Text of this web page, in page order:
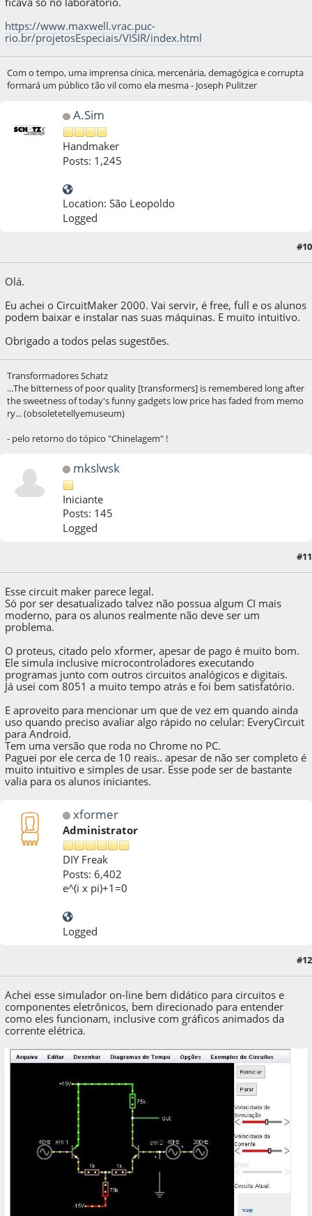
https://www.maxwell.vrac.puc-
rio.br/projetosEspeciais/VISIR/index.html
Com o tempo, uma imprensa cínica, mercenária, demagógica e corrupta
formará um público tão vil como ela mesma - Joseph Pulitzer
A.Sim
Handmaker
Posts: 1,245
Location: São Leopoldo
Logged
: 23 de August de 2020, as 22:32:54 by#10
Olá.
Eu achei o CircuitMaker 2000. Vai servir, é free, full e os alunos
podem baixar e instalar nas suas máquinas. E muito intuitivo.
Obrigado a todos pelas sugestões.
Transformadores Schatz
...The bitterness of poor quality [transformers] is remembered long after
the sweetness of today's funny gadgets low price has faded from memo
ry... (obsoletetellyemuseum)
- pelo retorno do tópico "Chinelagem" !
mkslwsk
Iniciante
Posts: 145
Logged
#11
Esse circuit maker parece legal.
Só por ser desatualizado talvez não possua algum CI mais
moderno, para os alunos realmente não deve ser um
problema.
O proteus, citado pelo xformer, apesar de pago é muito bom.
Ele simula inclusive microcontroladores executando
programas junto com outros circuitos analógicos e digitais.
Já usei com 8051 a muito tempo atrás e foi bem satisfatório.
E aproveito para mencionar um que de vez em quando ainda
uso quando preciso avaliar algo rápido no celular: EveryCircuit
para Android.
Tem uma versão que roda no Chrome no PC.
Paguei por ele cerca de 10 reais.. apesar de não ser completo é
muito intuitivo e simples de usar. Esse pode ser de bastante
valia para os alunos iniciantes.
xformer
Administrator
DIY Freak
Posts: 6,402
e^(i x pi)+1=0
Logged
#12
Achei esse simulador on-line bem didático para circuitos e
componentes eletrônicos, bem direcionado para entender
como eles funcionam, inclusive com gráficos animados da
corrente elétrica.